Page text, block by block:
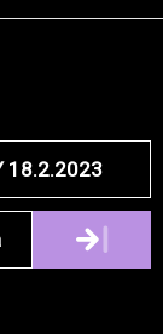
18.2.2023